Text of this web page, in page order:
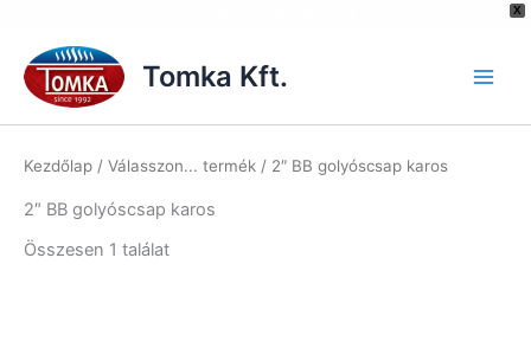
X
content
Tomka Kft.
Kezdőlap / Válasszon... termék / 2″ BB golyóscsap karos
2″ BB golyóscsap karos
Összesen 1 találat